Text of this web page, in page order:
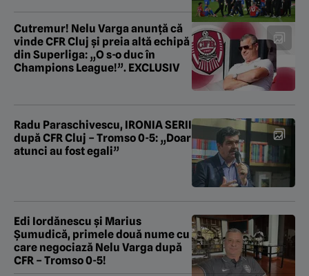
Cutremur! Nelu Varga anunță că
vinde CFR Cluj și preia altă echipă
din Superliga: „O s-o duc în
Champions League!”. EXCLUSIV
Radu Paraschivescu, IRONIA SERII
după CFR Cluj – Tromso 0-5: „Doar
atunci au fost egali”
Edi Iordănescu și Marius
Șumudică, primele două nume cu
care negociază Nelu Varga după
CFR – Tromso 0-5!